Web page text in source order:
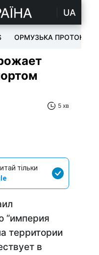
UA
ОРМУЗЬКА ПРОТОКА
5 хв
тільки
“империя
территории
в